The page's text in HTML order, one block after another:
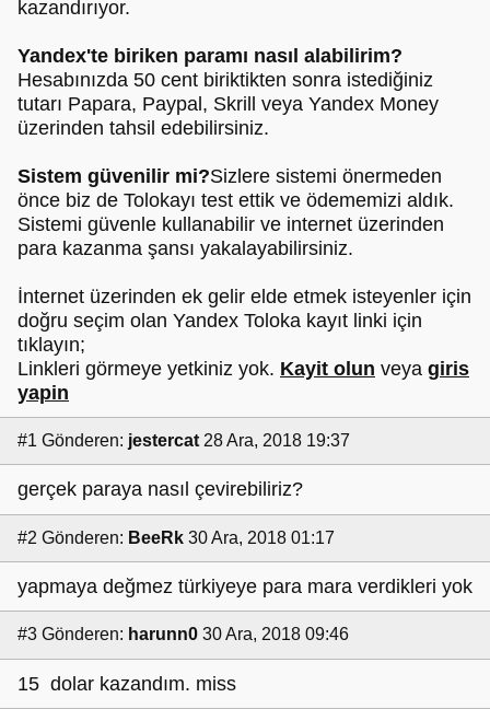
kazandırıyor.
Yandex'te biriken paramı nasıl alabilirim?
Hesabınızda 50 cent biriktikten sonra istediğiniz
tutarı Papara, Paypal, Skrill veya Yandex Money
üzerinden tahsil edebilirsiniz.
Sistem güvenilir mi?Sizlere sistemi önermeden
önce biz de Tolokayı test ettik ve ödememizi aldık.
Sistemi güvenle kullanabilir ve internet üzerinden
para kazanma şansı yakalayabilirsiniz.
İnternet üzerinden ek gelir elde etmek isteyenler için
doğru seçim olan Yandex Toloka kayıt linki için
tıklayın;
Linkleri görmeye yetkiniz yok. Kayit olun veya giris
yapin
#1 Gönderen: jestercat 28 Ara, 2018 19:37
gerçek paraya nasıl çevirebiliriz?
#2 Gönderen: BeeRk 30 Ara, 2018 01:17
yapmaya değmez türkiyeye para mara verdikleri yok
#3 Gönderen: harunn0 30 Ara, 2018 09:46
15 dolar kazandım. miss